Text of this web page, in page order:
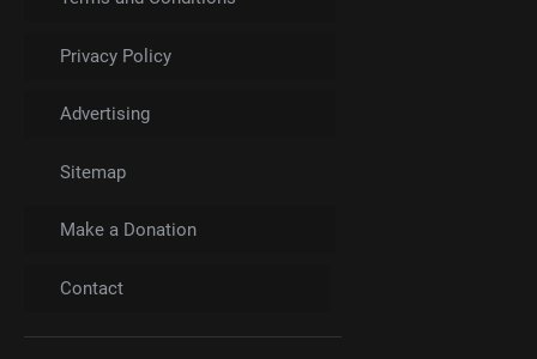
Privacy Policy
Advertising
Sitemap
Make a Donation
Contact